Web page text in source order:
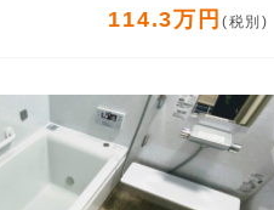
114.3万円 (税別)